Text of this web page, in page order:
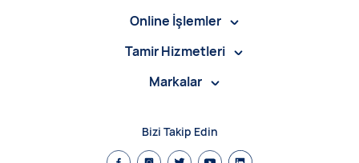
Online İşlemler
Tamir Hizmetleri
Markalar
Bizi Takip Edin